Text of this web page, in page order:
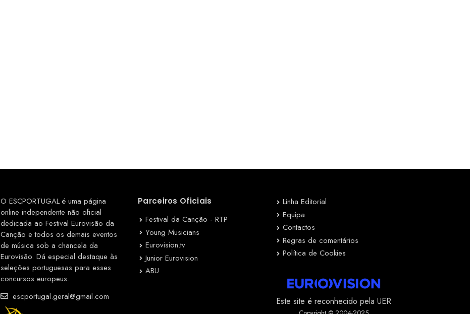
O ESCPORTUGAL é uma página
online independente não oficial
dedicada ao Festival Eurovisão da
Canção e todos os demais eventos
de música sob a chancela da
Eurovisão. Dá especial destaque às
seleções portuguesas para esses
concursos europeus.
escportugal.geral@gmail.com
Parceiros Oficiais
Festival da Canção - RTP
Young Musicians
Eurovision.tv
Junior Eurovision
ABU
Linha Editorial
Equipa
Contactos
Regras de comentários
Política de Cookies
Este site é reconhecido pela UER